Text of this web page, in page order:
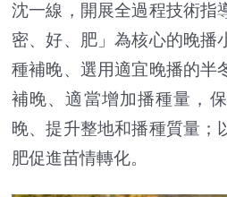
沈一線，開展全過程技術指
密、好、肥」為核心的晚播
種補晚、選用適宜晚播的半
補晚、適當增加播種量，
晚、提升整地和播種質量；
肥促進苗情轉化。